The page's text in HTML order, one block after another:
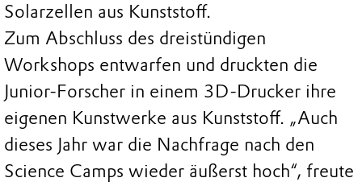
Solarzellen aus Kunststoff.
Zum Abschluss des dreistündigen
Workshops entwarfen und druckten die
Junior-Forscher in einem 3D-Drucker ihre
eigenen Kunstwerke aus Kunststoff. „Auch
dieses Jahr war die Nachfrage nach den
Science Camps wieder äußerst hoch“, freute